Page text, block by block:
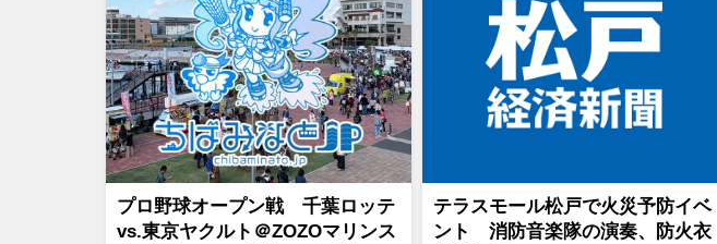
プロ野球オープン戦 千葉ロッテ
vs.東京ヤクルト＠ZOZOマリンス
テラスモール松戸で火災予防イベ
ント 消防音楽隊の演奏、防火衣